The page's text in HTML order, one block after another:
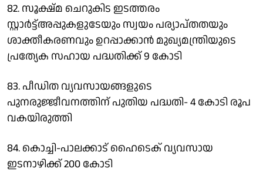
82. സൂക്ഷ്മ ചെറുകിട ഇടത്തരം
സ്റ്റാര്‍ട്ട്അപ്പുകളുടേയും സ്വയം പര്യാപ്തതയും
ശാക്തീകരണവും ഉറപ്പാക്കാന്‍ മുഖ്യമന്ത്രിയുടെ
പ്രത്യേക സഹായ പദ്ധതിക്ക് 9 കോടി
83. പീഡിത വ്യവസായങ്ങളുടെ
പുനരുജ്ജീവനത്തിന് പുതിയ പദ്ധതി- 4 കോടി രൂപ
വകയിരുത്തി
84. കൊച്ചി-പാലക്കാട് ഹൈടെക് വ്യവസായ
ഇടനാഴിക്ക് 200 കോടി